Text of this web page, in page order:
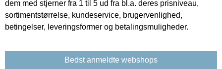
dem med stjerner fra 1 til 5 ud fra bl.a. deres prisniveau,
sortimentstørrelse, kundeservice, brugervenlighed,
betingelser, leveringsformer og betalingsmuligheder.
Bedst anmeldte webshops